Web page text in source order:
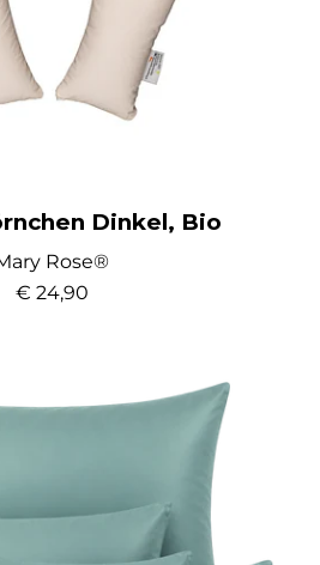
Dinkel, Bio
Rose®
€ 24,90